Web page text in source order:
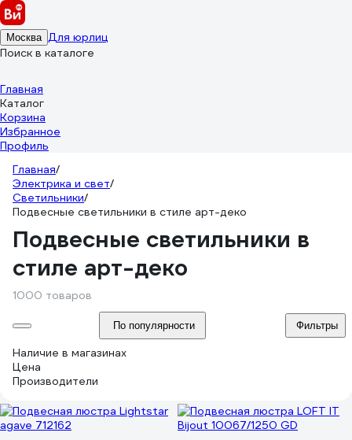
Москва Для юрлиц
Поиск в каталоге
Главная
Каталог
Корзина
Избранное
Профиль
Главная/
Электрика и свет/
Светильники/
Подвесные светильники в стиле арт-деко
Подвесные светильники в
стиле арт-деко
1000 товаров
По популярности Фильтры
Наличие в магазинах
Цена
Производители